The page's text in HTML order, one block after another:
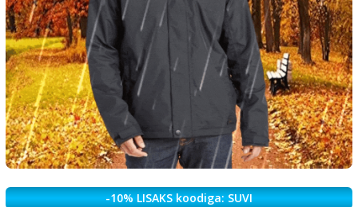
-10% LISAKS koodiga: SUVI